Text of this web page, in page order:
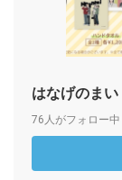
はなげのまい
76人がフォロー中